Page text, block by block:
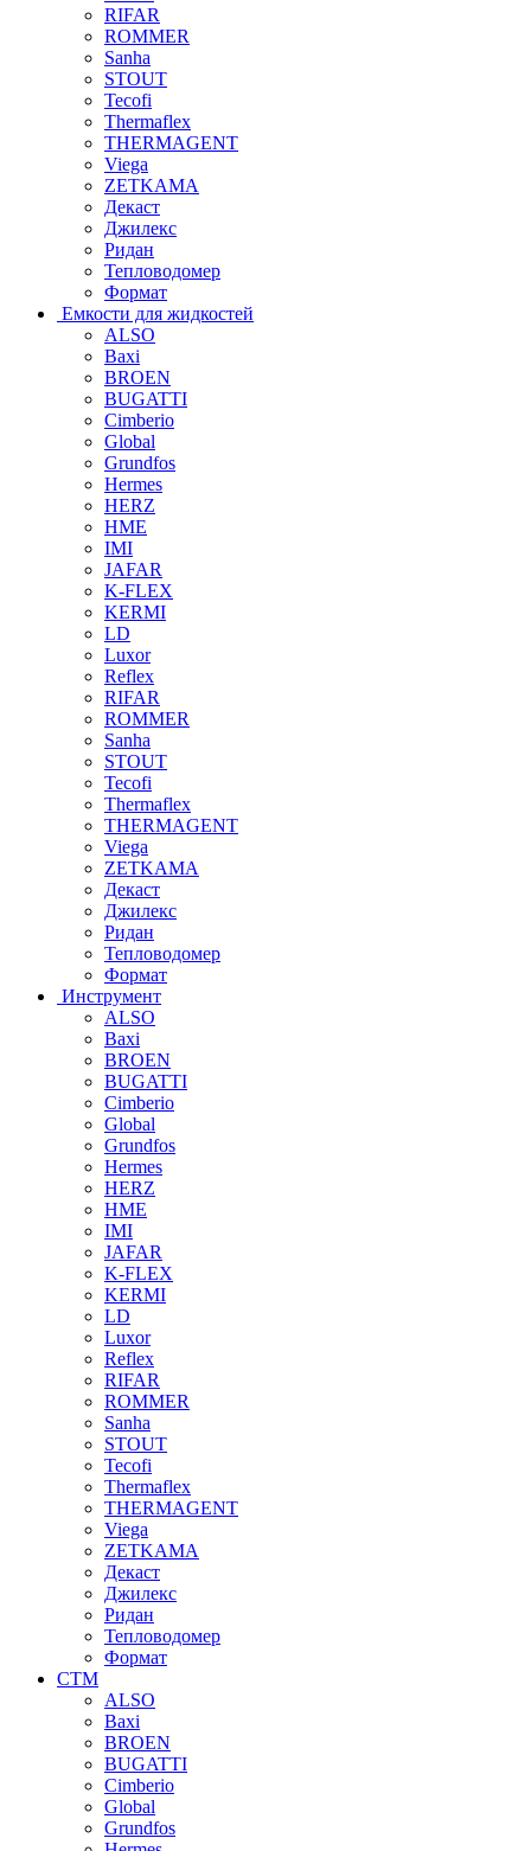
RIFAR
ROMMER
Sanha
STOUT
Tecofi
Thermaflex
THERMAGENT
Viega
ZETKAMA
Декаст
Джилекс
Ридан
Тепловодомер
Формат
Емкости для жидкостей
ALSO
Baxi
BROEN
BUGATTI
Cimberio
Global
Grundfos
Hermes
HERZ
HME
IMI
JAFAR
K-FLEX
KERMI
LD
Luxor
Reflex
RIFAR
ROMMER
Sanha
STOUT
Tecofi
Thermaflex
THERMAGENT
Viega
ZETKAMA
Декаст
Джилекс
Ридан
Тепловодомер
Формат
Инструмент
ALSO
Baxi
BROEN
BUGATTI
Cimberio
Global
Grundfos
Hermes
HERZ
HME
IMI
JAFAR
K-FLEX
KERMI
LD
Luxor
Reflex
RIFAR
ROMMER
Sanha
STOUT
Tecofi
Thermaflex
THERMAGENT
Viega
ZETKAMA
Декаст
Джилекс
Ридан
Тепловодомер
Формат
СТМ
ALSO
Baxi
BROEN
BUGATTI
Cimberio
Global
Grundfos